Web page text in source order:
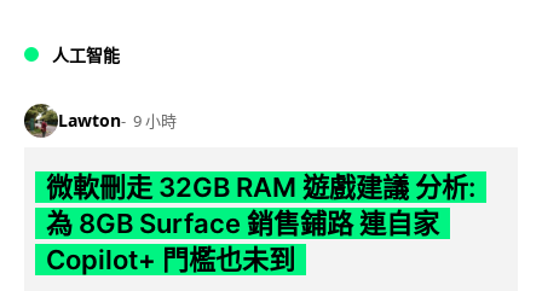
人工智能
Lawton 9 小時
微軟刪走 32GB RAM 遊戲建議 分析:
為 8GB Surface 銷售鋪路 連自家
Copilot+ 門檻也未到